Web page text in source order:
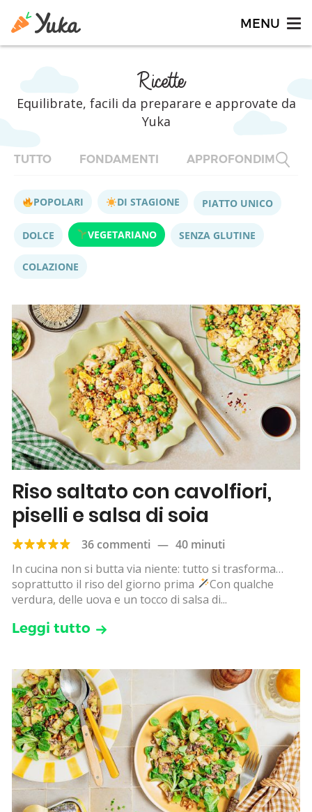
Ricette
Equilibrate, facili da preparare e approvate da
Yuka
TUTTO FONDAMENTI APPROFONDIMENTI
POPOLARI DI STAGIONE PIATTO UNICO
DOLCE VEGETARIANO SENZA GLUTINE
COLAZIONE
Riso saltato con cavolfiori,
piselli e salsa di soia
36 commenti — 40 minuti
In cucina non si butta via niente: tutto si trasforma…
soprattutto il riso del giorno prima
Con qualche
verdura, delle uova e un tocco di salsa di...
Leggi tutto